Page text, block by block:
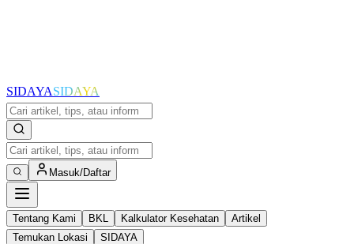
SIDAYASIDAYA
Masuk/Daftar
Tentang Kami BKL Kalkulator Kesehatan
Artikel
Temukan Lokasi
SIDAYA